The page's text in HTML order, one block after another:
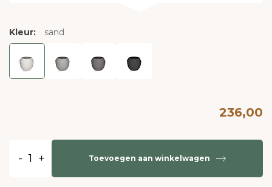
Kleur: sand
236,00
- + Toevoegen aan winkelwagen